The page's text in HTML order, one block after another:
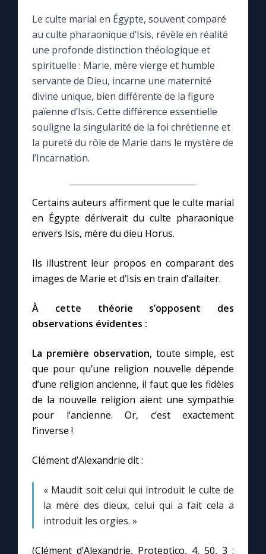
Le magazine
Le site internet
Questions-réponses
Prier au quotidien
L'Évangile chaque jour
Marie qui défait les nœuds
Me consacrer à Jésus par Marie
Mes intentions de prière
Une Minute avec Marie
Une neuvaine
À la une
1000 Raisons de Croire
Chapelet pour le monde
Le culte marial en Égypte, souvent comparé
au culte pharaonique d’Isis, révèle en réalité
une profonde distinction théologique et
spirituelle : Marie, mère vierge et humble
servante de Dieu, incarne une maternité
divine unique, bien différente de la figure
païenne d’Isis. Cette différence essentielle
souligne la singularité de la foi chrétienne et
la pureté du rôle de Marie dans le mystère de
l’Incarnation.
Certains auteurs affirment que le culte marial
en Égypte dériverait du culte pharaonique
envers Isis, mère du dieu Horus.
Ils illustrent leur propos en comparant des
images de Marie et d’Isis en train d’allaiter.
À cette théorie s’opposent des
observations évidentes :
La première observation, toute simple, est
que pour qu’une religion nouvelle dépende
d’une religion ancienne, il faut que les fidèles
de la nouvelle religion aient une sympathie
pour l’ancienne. Or, c’est exactement
l’inverse !
Clément d’Alexandrie dit :
« Maudit soit celui qui introduit le culte de
la mère des dieux, celui qui a fait cela a
introduit les orgies. »
(Clément d’Alexandrie, Proteptico, 4, 50, 3 ;